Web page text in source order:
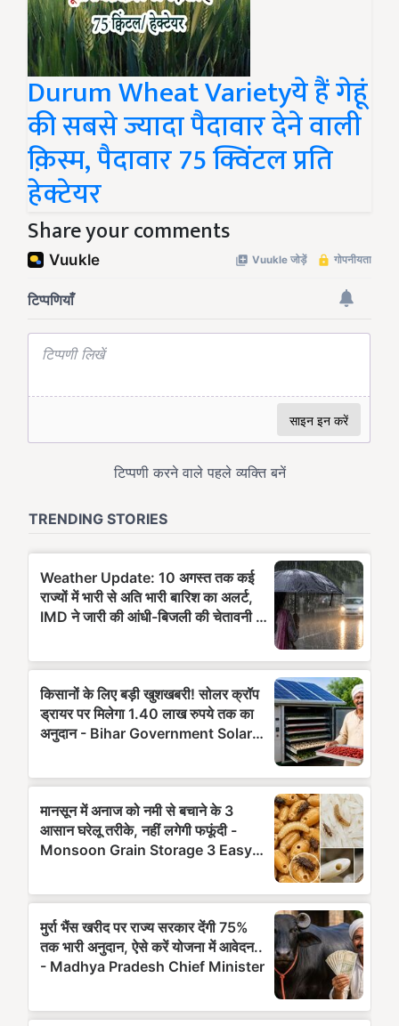
Durum Wheat Varietyये हैं गेहूं
की सबसे ज्यादा पैदावार देने वाली
क़िस्म, पैदावार 75 क्विंटल प्रति
हेक्टेयर
Share your comments